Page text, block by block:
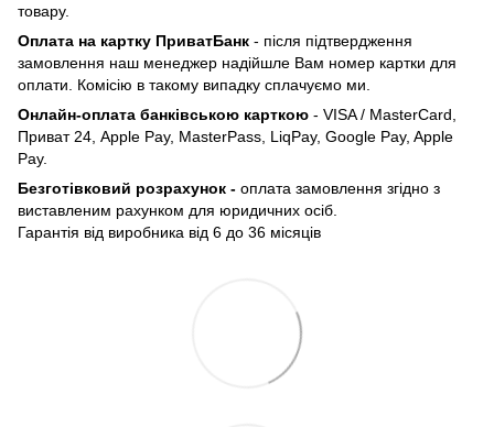
товару.
Оплата на картку ПриватБанк - після підтвердження
замовлення наш менеджер надійшле Вам номер картки для
оплати. Комісію в такому випадку сплачуємо ми.
Онлайн-оплата банківською карткою - VISA / MasterCard,
Приват 24, Apple Pay, MasterPass, LiqPay, Google Pay, Apple
Pay.
Безготівковий розрахунок - оплата замовлення згідно з
виставленим рахунком для юридичних осіб.
Гарантія від виробника від 6 до 36 місяців